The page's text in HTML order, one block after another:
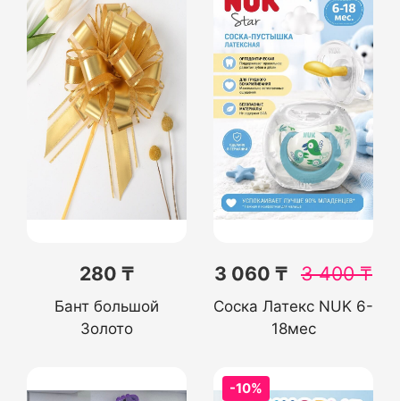
280 ₸
Бант большой
Золото
3 060 ₸ 3 400₸
Соска Латекс NUK 6-
18мес
-10%